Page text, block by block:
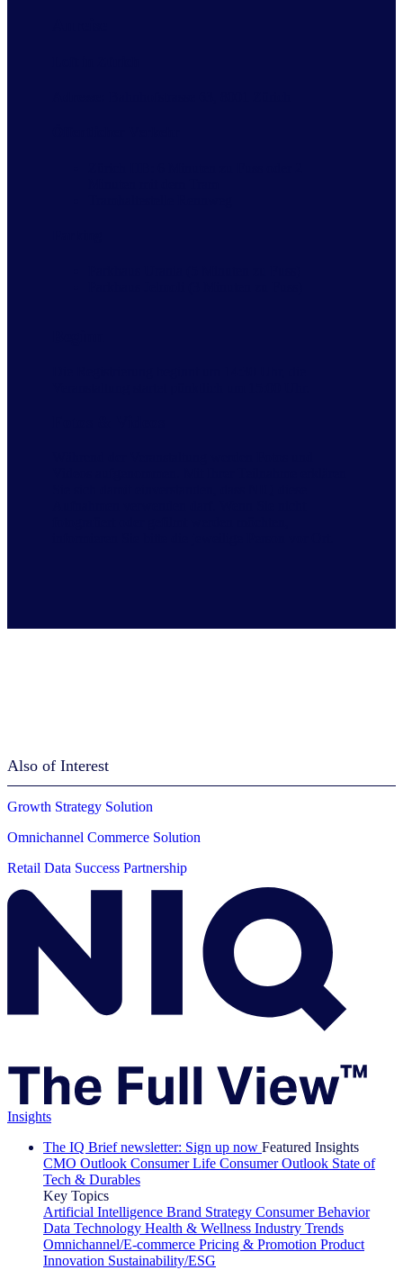
Also of Interest
Growth Strategy Solution
Omnichannel Commerce Solution
Retail Data Success Partnership
Insights
The IQ Brief newsletter: Sign up now Featured Insights
CMO Outlook Consumer Life Consumer Outlook State of
Tech & Durables
Key Topics
Artificial Intelligence Brand Strategy Consumer Behavior
Data Technology Health & Wellness Industry Trends
Omnichannel/E-commerce Pricing & Promotion Product
Innovation Sustainability/ESG